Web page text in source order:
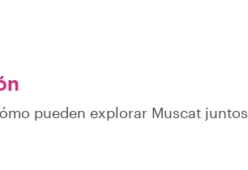
pueden explorar Muscat juntos